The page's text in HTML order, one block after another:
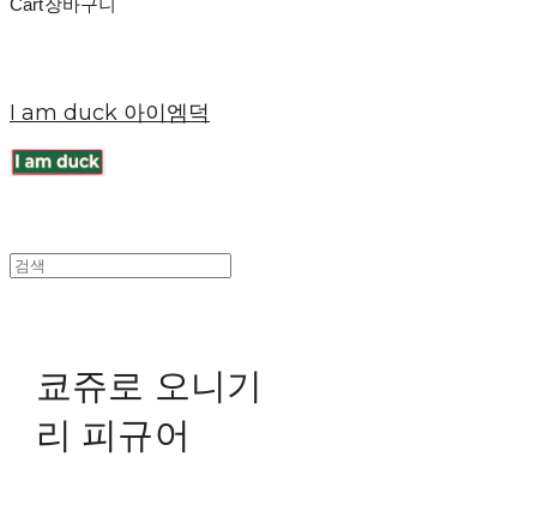
I am duck 아이엠덕
쿄쥬로 오니기
리 피규어